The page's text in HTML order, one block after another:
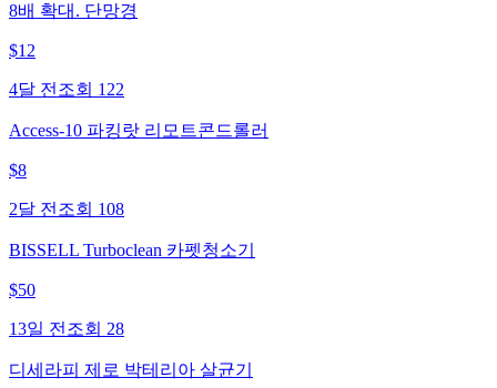
8배 확대. 단망경
$12
4달 전 조회 122
Access-10 파킹랏 리모트콘드롤러
$8
2달 전 조회 108
BISSELL Turboclean 카펫청소기
$50
13일 전 조회 28
디세라피 제로 박테리아 살균기